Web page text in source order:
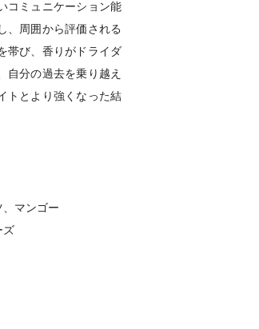
コミュニケーション能
、周囲から評価される
帯び、香りがドライダ
自分の過去を乗り越え
トとより強くなった結
、マンゴー
ズ